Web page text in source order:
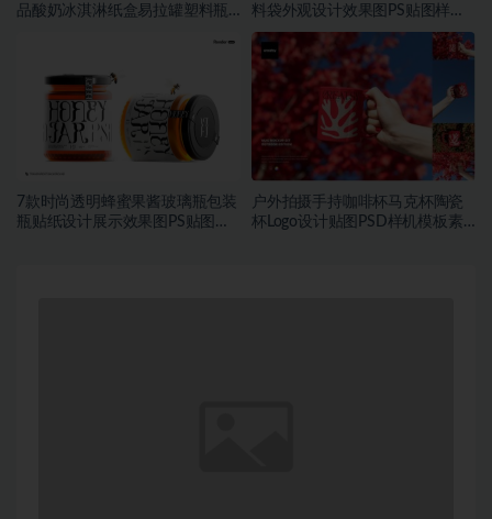
品酸奶冰淇淋纸盒易拉罐塑料瓶
料袋外观设计效果图PS贴图样机
MOCKUP模板素材
7款时尚透明蜂蜜果酱玻璃瓶包装
瓶贴纸设计展示效果图PS贴图样
户外拍摄手持咖啡杯马克杯陶瓷
杯Logo设计贴图PSD样机模板素